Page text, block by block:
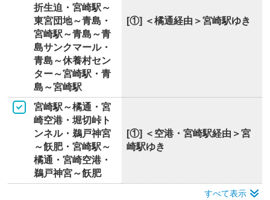
折生迫・宮崎駅～
東宮団地～青島・
宮崎駅～青島～青
島サンクマール・
青島～休養村セン
ター～宮崎駅・青
島～宮崎駅
[①] ＜橘通経由＞宮崎駅ゆき
宮崎駅～橘通・宮
崎空港・堀切峠ト
ンネル・鵜戸神宮
～飫肥・宮崎駅～
橘通・宮崎空港・
鵜戸神宮～飫肥
[①] ＜空港・宮崎駅経由＞宮
崎駅ゆき
すべて表示